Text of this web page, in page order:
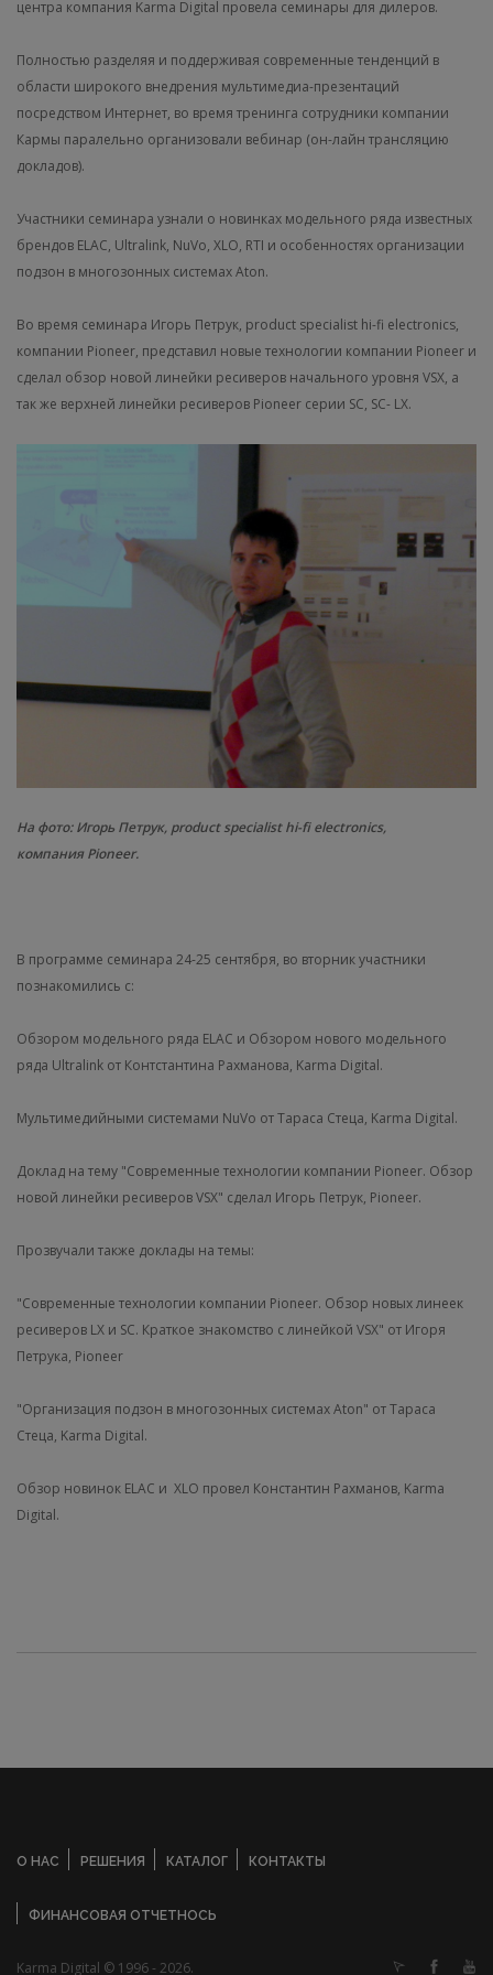
центра компания Karma Digital провела семинары для дилеров.
Полностью разделяя и поддерживая современные тенденций в
области широкого внедрения мультимедиа-презентаций
посредством Интернет, во время тренинга сотрудники компании
Кармы паралельно организовали вебинар (он-лайн трансляцию
докладов).
Участники семинара узнали о новинках модельного ряда известных
брендов ELAC, Ultralink, NuVo, XLO, RTI и особенностях организации
подзон в многозонных системах Aton.
Во время семинара Игорь Петрук, product specialist hi-fi electronics,
компании Pioneer, представил новые технологии компании Pioneer и
сделал обзор новой линейки ресиверов начального уровня VSX, а
так же верхней линейки ресиверов Pioneer серии SC, SC- LX.
На фото: Игорь Петрук, product specialist hi-fi electronics,
компания Pioneer.
В программе семинара 24-25 сентября, во вторник участники
познакомились с:
Обзором модельного ряда ELAC и Обзором нового модельного
ряда Ultralink от Контстантина Рахманова, Karma Digital.
Мультимедийными системами NuVo от Тараса Стеца, Karma Digital.
Доклад на тему "Современные технологии компании Pioneer. Обзор
новой линейки ресиверов VSX" сделал Игорь Петрук, Pioneer.
Прозвучали также доклады на темы:
"Современные технологии компании Pioneer. Обзор новых линеек
ресиверов LX и SC. Краткое знакомство с линейкой VSX" от Игоря
Петрука, Pioneer
"Организация подзон в многозонных системах Aton" от Тараса
Стеца, Karma Digital.
Обзор новинок ELAC и XLO провел Константин Рахманов, Karma
Digital.
О НАС РЕШЕНИЯ КАТАЛОГ КОНТАКТЫ
ФИНАНСОВАЯ ОТЧЕТНОСЬ
Karma Digital © 1996 - 2026.